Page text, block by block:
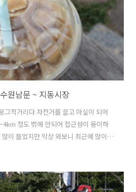
나무들이 베어지니 을씨년 스럽기만 하
원남문 ~ 지동시장
그적거리다 자전거를 끌고 마실이 되어
정도 밖에 안되어 접근성이 용이하
이 들었지만 막상 와보니 최근에 많이
도 비가 많이 안왔으니 실질적인 가뭄
끼아또를 마시면서 한참을 앉아 쉬었다.
검색도 하면서... 날도 아직까지 춥지 않